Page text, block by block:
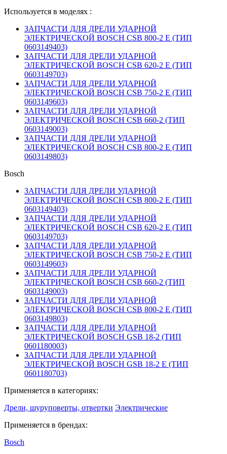
Используется в моделях :
ЗАПЧАСТИ ДЛЯ ДРЕЛИ УДАРНОЙ
ЭЛЕКТРИЧЕСКОЙ BOSCH CSB 800-2 E (ТИП
0603149403)
ЗАПЧАСТИ ДЛЯ ДРЕЛИ УДАРНОЙ
ЭЛЕКТРИЧЕСКОЙ BOSCH CSB 620-2 E (ТИП
0603149703)
ЗАПЧАСТИ ДЛЯ ДРЕЛИ УДАРНОЙ
ЭЛЕКТРИЧЕСКОЙ BOSCH CSB 750-2 E (ТИП
0603149603)
ЗАПЧАСТИ ДЛЯ ДРЕЛИ УДАРНОЙ
ЭЛЕКТРИЧЕСКОЙ BOSCH CSB 660-2 (ТИП
0603149003)
ЗАПЧАСТИ ДЛЯ ДРЕЛИ УДАРНОЙ
ЭЛЕКТРИЧЕСКОЙ BOSCH CSB 800-2 E (ТИП
0603149803)
Bosch
ЗАПЧАСТИ ДЛЯ ДРЕЛИ УДАРНОЙ
ЭЛЕКТРИЧЕСКОЙ BOSCH CSB 800-2 E (ТИП
0603149403)
ЗАПЧАСТИ ДЛЯ ДРЕЛИ УДАРНОЙ
ЭЛЕКТРИЧЕСКОЙ BOSCH CSB 620-2 E (ТИП
0603149703)
ЗАПЧАСТИ ДЛЯ ДРЕЛИ УДАРНОЙ
ЭЛЕКТРИЧЕСКОЙ BOSCH CSB 750-2 E (ТИП
0603149603)
ЗАПЧАСТИ ДЛЯ ДРЕЛИ УДАРНОЙ
ЭЛЕКТРИЧЕСКОЙ BOSCH CSB 660-2 (ТИП
0603149003)
ЗАПЧАСТИ ДЛЯ ДРЕЛИ УДАРНОЙ
ЭЛЕКТРИЧЕСКОЙ BOSCH CSB 800-2 E (ТИП
0603149803)
ЗАПЧАСТИ ДЛЯ ДРЕЛИ УДАРНОЙ
ЭЛЕКТРИЧЕСКОЙ BOSCH GSB 18-2 (ТИП
0601180003)
ЗАПЧАСТИ ДЛЯ ДРЕЛИ УДАРНОЙ
ЭЛЕКТРИЧЕСКОЙ BOSCH GSB 18-2 E (ТИП
0601180703)
Применяется в категориях:
Дрели, шуруповерты, отвертки Электрические
Применяется в брендах:
Bosch